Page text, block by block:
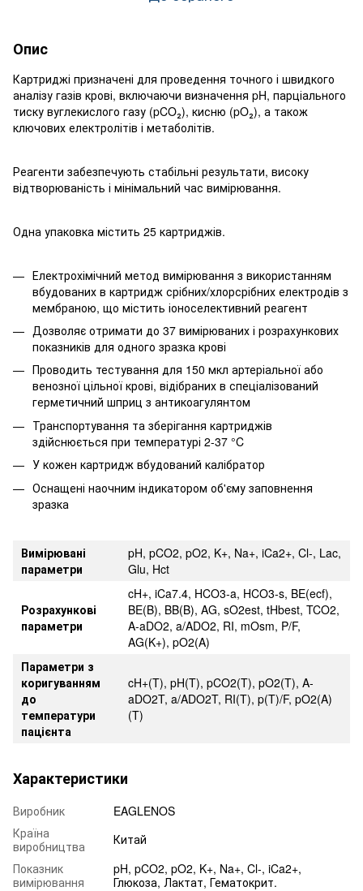
Опис
Картриджі призначені для проведення точного і швидкого
аналізу газів крові, включаючи визначення pH, парціального
тиску вуглекислого газу (pCO₂), кисню (pO₂), а також
ключових електролітів і метаболітів.
Реагенти забезпечують стабільні результати, високу
відтворюваність і мінімальний час вимірювання.
Одна упаковка містить 25 картриджів.
Електрохімічний метод вимірювання з використанням
вбудованих в картридж срібних/хлорсрібних електродів з
мембраною, що містить іоноселективний реагент
Дозволяє отримати до 37 вимірюваних і розрахункових
показників для одного зразка крові
Проводить тестування для 150 мкл артеріальної або
венозної цільної крові, відібраних в спеціалізований
герметичний шприц з антикоагулянтом
Транспортування та зберігання картриджів
здійснюється при температурі 2-37 °C
У кожен картридж вбудований калібратор
Оснащені наочним індикатором об'єму заповнення
зразка
Вимірювані
параметри
pH, pCO2, pO2, K+, Na+, iCa2+, Cl-, Lac,
Glu, Hct
Розрахункові
параметри
cH+, iCa7.4, HCO3-a, HCO3-s, BE(ecf),
BE(B), BB(B), AG, sO2est, tHbest, TCO2,
A-aDO2, a/ADO2, RI, mOsm, P/F,
AG(K+), pO2(A)
Параметри з
коригуванням
до
температури
пацієнта
cH+(T), pH(T), pCO2(T), pO2(T), A-
aDO2T, a/ADO2T, RI(T), p(T)/F, pO2(A)
(T)
Характеристики
Виробник
EAGLENOS
Країна
виробництва
Китай
Показник
вимірювання
pH, pCO2, pO2, K+, Na+, Cl-, iCa2+,
Глюкоза, Лактат, Гематокрит.